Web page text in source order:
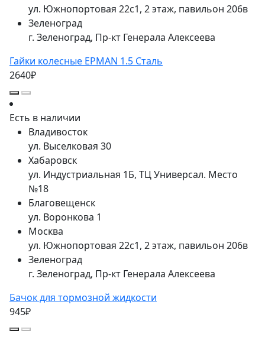
ул. Южнопортовая 22с1, 2 этаж, павильон 206в
Зеленоград
г. Зеленоград, Пр-кт Генерала Алексеева
Гайки колесные EPMAN 1.5 Сталь
2640₽
Есть в наличии
Владивосток
ул. Выселковая 30
Хабаровск
ул. Индустриальная 1Б, ТЦ Универсал. Место
№18
Благовещенск
ул. Воронкова 1
Москва
ул. Южнопортовая 22с1, 2 этаж, павильон 206в
Зеленоград
г. Зеленоград, Пр-кт Генерала Алексеева
Бачок для тормозной жидкости
945₽